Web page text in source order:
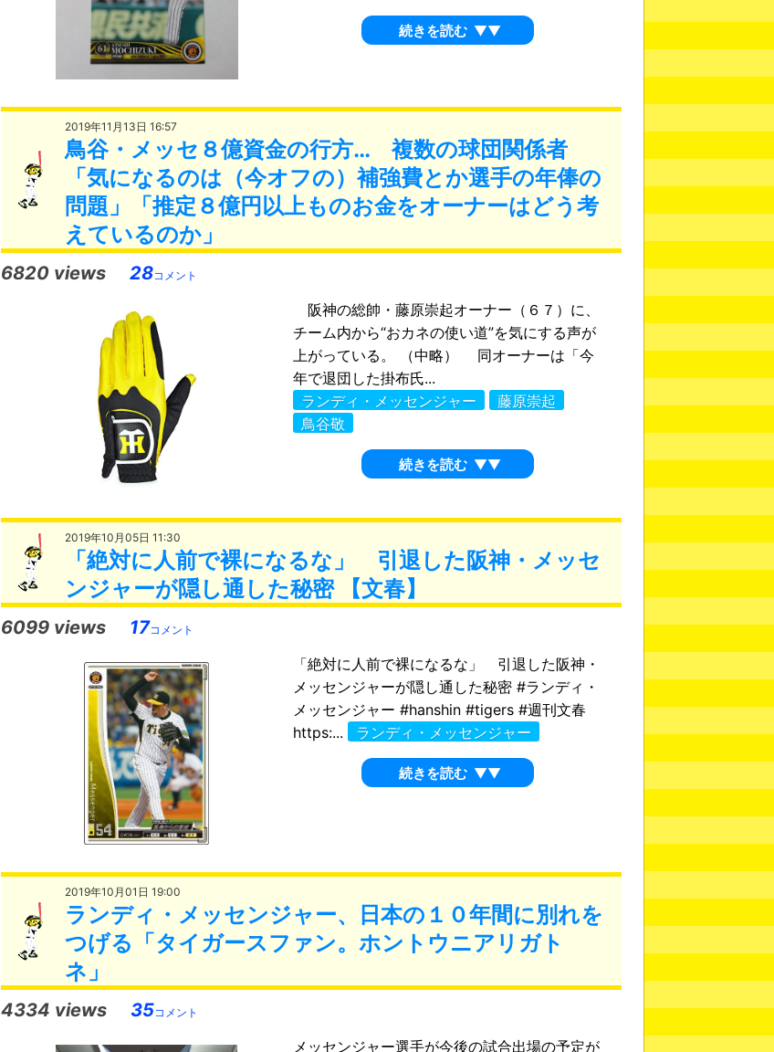
続きを読む ▼▼
2019年11月13日 16:57
鳥谷・メッセ８億資金の行方… 複数の球団関係者
「気になるのは（今オフの）補強費とか選手の年俸の
問題」「推定８億円以上ものお金をオーナーはどう考
えているのか」
6820 views 28コメント
阪神の総帥・藤原崇起オーナー（６７）に、
チーム内から“おカネの使い道”を気にする声が
上がっている。 （中略） 同オーナーは「今
年で退団した掛布氏...
ランディ・メッセンジャー
藤原崇起
鳥谷敬
続きを読む ▼▼
2019年10月05日 11:30
「絶対に人前で裸になるな」 引退した阪神・メッセ
ンジャーが隠し通した秘密 【文春】
6099 views 17コメント
「絶対に人前で裸になるな」 引退した阪神・
メッセンジャーが隠し通した秘密 #ランディ・
メッセンジャー #hanshin #tigers #週刊文春
https:...
ランディ・メッセンジャー
続きを読む ▼▼
2019年10月01日 19:00
ランディ・メッセンジャー、日本の１０年間に別れを
つげる「タイガースファン。ホントウニアリガト
ネ」
4334 views 35コメント
メッセンジャー選手が今後の試合出場の予定が